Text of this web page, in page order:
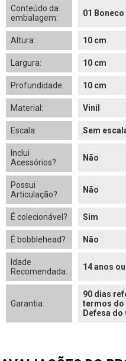
Conteúdo da
embalagem:
01 Boneco
Altura: 10 cm
Largura: 10 cm
Profundidade: 10 cm
Material: Vinil
Escala: Sem
Inclui
Acessórios?
Não
Possui
Articulação?
Não
É colecionável? Sim
É bobblehead? Não
Idade
Recomendada:
14 anos
Garantia:
90 dias
termos do
Defesa